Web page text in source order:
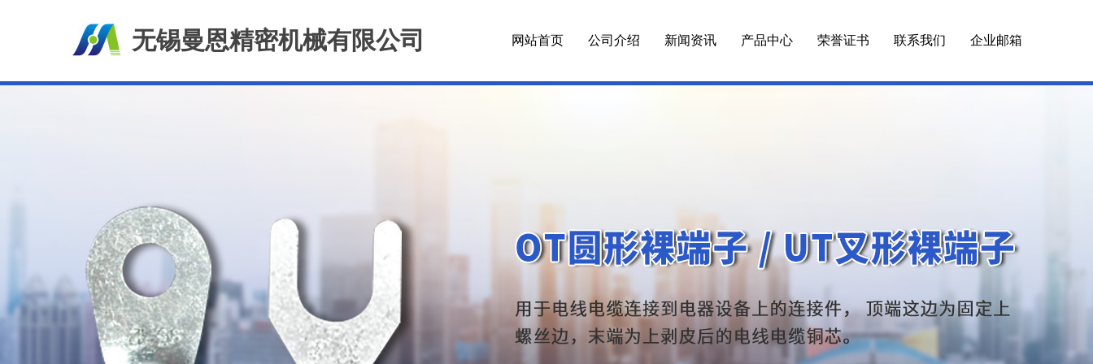
无锡曼恩精密机械有限公司 网站首页 公司介绍 新闻资讯 产品中心 荣誉证书 联系我们 企业邮箱